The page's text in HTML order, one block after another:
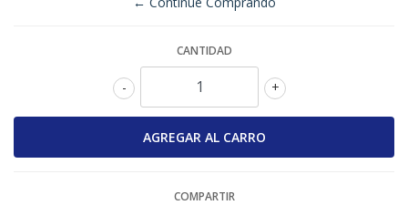
CANTIDAD
+
-
COMPARTIR